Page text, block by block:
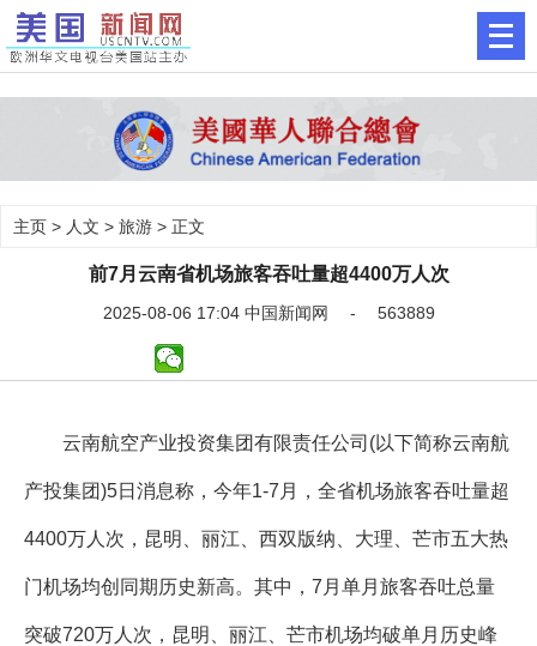
主页 > 人文 > 旅游 > 正文
前7月云南省机场旅客吞吐量超4400万人次
2025-08-06 17:04 中国新闻网 - 563889
云南航空产业投资集团有限责任公司(以下简称云南航
产投集团)5日消息称，今年1-7月，全省机场旅客吞吐量超
4400万人次，昆明、丽江、西双版纳、大理、芒市五大热
门机场均创同期历史新高。其中，7月单月旅客吞吐总量
突破720万人次，昆明、丽江、芒市机场均破单月历史峰